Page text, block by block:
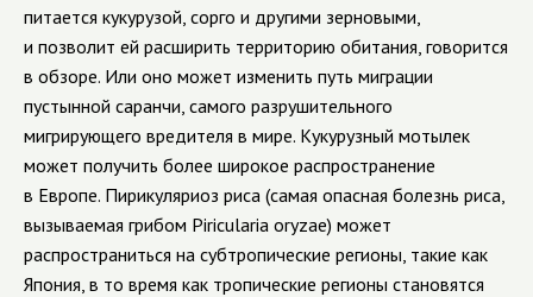
питается кукурузой, сорго и другими зерновыми,
и позволит ей расширить территорию обитания, говорится
в обзоре. Или оно может изменить путь миграции
пустынной саранчи, самого разрушительного
мигрирующего вредителя в мире. Кукурузный мотылек
может получить более широкое распространение
в Европе. Пирикуляриоз риса (самая опасная болезнь риса,
вызываемая грибом Piricularia oryzae) может
распространиться на субтропические регионы, такие как
Япония, в то время как тропические регионы становятся